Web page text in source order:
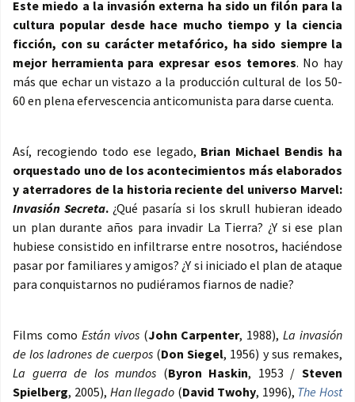
Este miedo a la invasión externa ha sido un filón para la
cultura popular desde hace mucho tiempo y la ciencia
ficción, con su carácter metafórico, ha sido siempre la
mejor herramienta para expresar esos temores. No hay
más que echar un vistazo a la producción cultural de los 50-
60 en plena efervescencia anticomunista para darse cuenta.
Así, recogiendo todo ese legado, Brian Michael Bendis ha
orquestado uno de los acontecimientos más elaborados
y aterradores de la historia reciente del universo Marvel:
Invasión Secreta. ¿Qué pasaría si los skrull hubieran ideado
un plan durante años para invadir La Tierra? ¿Y si ese plan
hubiese consistido en infiltrarse entre nosotros, haciéndose
pasar por familiares y amigos? ¿Y si iniciado el plan de ataque
para conquistarnos no pudiéramos fiarnos de nadie?
Films como Están vivos(John Carpenter, 1988),La invasión
de los ladrones de cuerpos(Don Siegel, 1956) y sus remakes,
La guerra de los mundos (Byron Haskin, 1953 /Steven
Spielberg, 2005), Han llegado (David Twohy, 1996), The Host